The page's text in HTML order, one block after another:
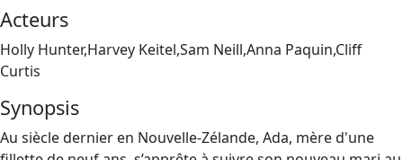
Acteurs
Holly Hunter,Harvey Keitel,Sam Neill,Anna Paquin,Cliff
Curtis
Synopsis
Au siècle dernier en Nouvelle-Zélande, Ada, mère d'une